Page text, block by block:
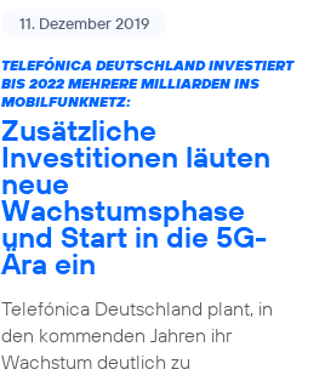
11. Dezember 2019
TELEFÓNICA DEUTSCHLAND INVESTIERT
BIS 2022 MEHRERE MILLIARDEN INS
MOBILFUNKNETZ:
Zusätzliche
Investitionen läuten
neue
Wachstumsphase
und Start in die 5G-
Ära ein
Telefónica Deutschland plant, in
den kommenden Jahren ihr
Wachstum deutlich zu